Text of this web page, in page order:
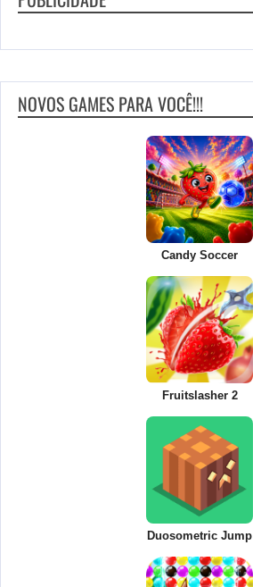
NOVOS GAMES PARA VOCÊ!!!
Candy Soccer
Fruitslasher 2
Duosometric Jump